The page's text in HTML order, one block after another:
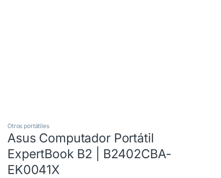
Otros portátiles
Asus Computador Portátil
ExpertBook B2 | B2402CBA-
EK0041X